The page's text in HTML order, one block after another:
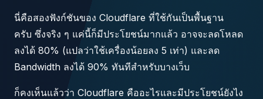
นี่คือสองฟังก์ชันของ Cloudflare ที่ใช้กันเป็นพื้นฐาน
ครับ ซึ่งจริง ๆ แค่นี้ก็มีประโยชน์มากแล้ว อาจจะลดโหลด
ลงได้ 80% (แปลว่าใช้เครื่องน้อยลง 5 เท่า) และลด
Bandwidth ลงได้ 90% ทันทีสำหรับบางเว็บ
ก็คงเห็นแล้วว่า Cloudflare คืออะไรและมีประโยชน์ยังไง